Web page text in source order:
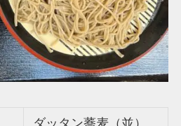
ダッタン蕎麦（並）